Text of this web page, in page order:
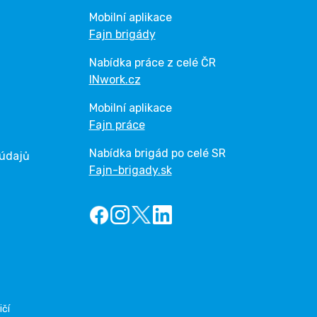
Mobilní aplikace
Fajn brigády
Nabídka práce z celé ČR
INwork.cz
Mobilní aplikace
Fajn práce
Nabídka brigád po celé SR
Fajn-brigady.sk